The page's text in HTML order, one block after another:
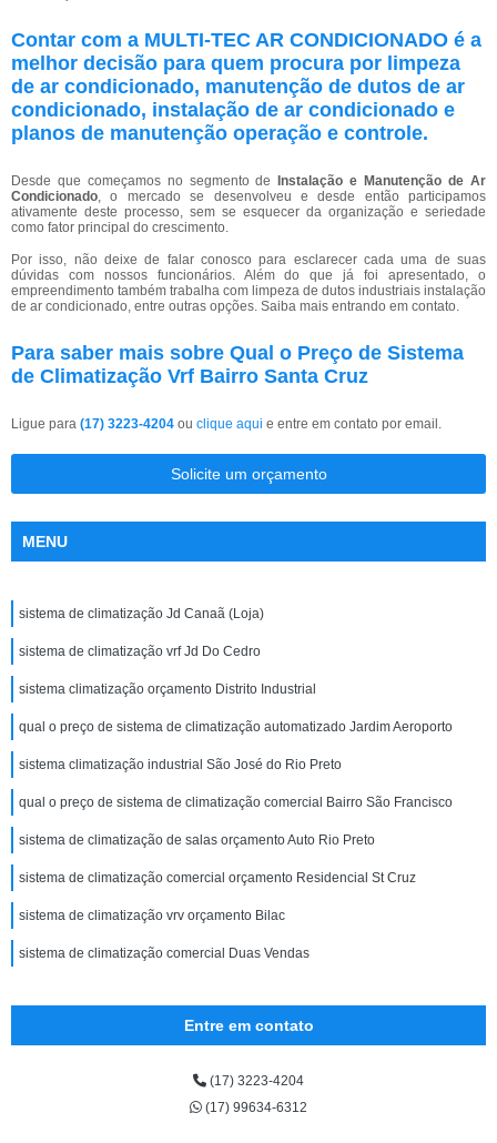
Contar com a MULTI-TEC AR CONDICIONADO é a
melhor decisão para quem procura por limpeza
de ar condicionado, manutenção de dutos de ar
condicionado, instalação de ar condicionado e
planos de manutenção operação e controle.
Desde que começamos no segmento de
Instalação e Manutenção de Ar
Condicionado, o mercado se desenvolveu e desde então participamos
ativamente deste processo, sem se esquecer da organização e seriedade
como fator principal do crescimento.
Por isso, não deixe de falar conosco para esclarecer cada uma de suas
dúvidas com nossos funcionários. Além do que já foi apresentado, o
empreendimento também trabalha com limpeza de dutos industriais instalação
de ar condicionado, entre outras opções. Saiba mais entrando em contato.
Para saber mais sobre Qual o Preço de Sistema
de Climatização Vrf Bairro Santa Cruz
Ligue para (17) 3223-4204 ou clique aqui e entre em contato por email.
Solicite um orçamento
MENU
sistema de climatização Jd Canaã (Loja)
sistema de climatização vrf Jd Do Cedro
sistema climatização orçamento Distrito Industrial
qual o preço de sistema de climatização automatizado Jardim Aeroporto
sistema climatização industrial São José do Rio Preto
qual o preço de sistema de climatização comercial Bairro São Francisco
sistema de climatização de salas orçamento Auto Rio Preto
sistema de climatização comercial orçamento Residencial St Cruz
sistema de climatização vrv orçamento Bilac
sistema de climatização comercial Duas Vendas
Entre em contato
(17) 3223-4204
(17) 99634-6312